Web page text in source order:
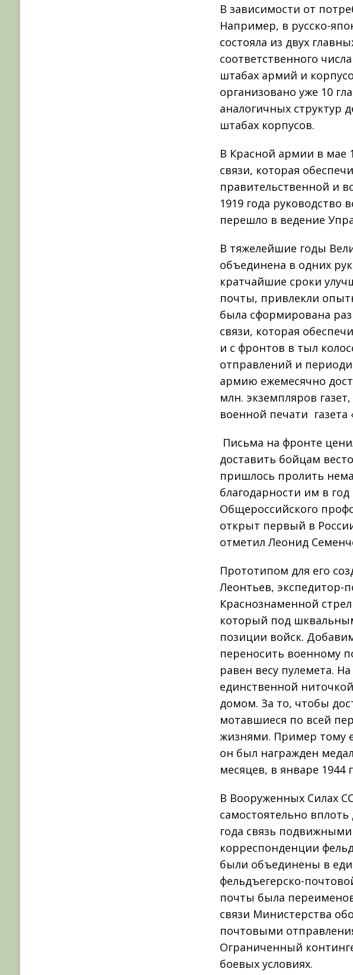
В зависимости от
Например, в русско­-
состояла из двух
соответственного
штабах армий и
организовано уже 10
аналогичных структур
штабах корпусов.
В Красной армии в мае
связи, которая
правительственной и
1919 года руководство
перешло в ведение
В тяжелейшие годы
объединена в одних
кратчайшие сроки
почты, привлекли
была сформирована
связи, которая
и с фронтов в тыл
отправлений и
армию ежемесячно
млн. экземпляров
военной печати ­ газета
Письма на фронте
доставить бойцам
пришлось пролить
благодарности им в
Общероссийского
открыт первый в
отметил Леонид
Прототипом для его
Леонтьев, экспедитор­-
Краснознаменной
который под
позиции войск.
переносить военному
равен весу пулемета.
единственной
домом. За то, чтобы
мотавшиеся по всей
жизнями. Пример тому
он был награжден
месяцев, в январе 1944
В Вооруженных Силах
самостоятельно вплоть
года связь
корреспонденции
были объединены в
фельдъегерско-­
почты была
связи Министерства
почтовыми
Ограниченный
боевых условиях.